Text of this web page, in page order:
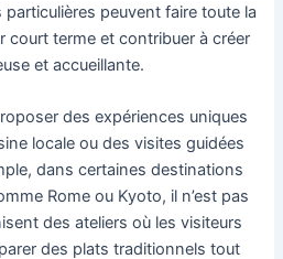
particulières peuvent faire toute la
court terme et contribuer à créer
et accueillante.
des expériences uniques
locale ou des visites guidées
dans certaines destinations
Rome ou Kyoto, il n’est pas
des ateliers où les visiteurs
des plats traditionnels tout